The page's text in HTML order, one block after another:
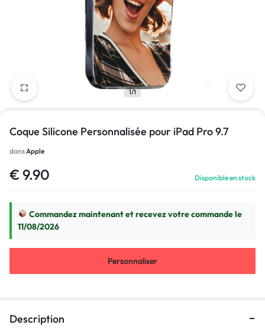
1/1
Coque Silicone Personnalisée pour iPad Pro 9.7
dansApple
€ 9.90 Disponible en stock
Commandez maintenant et recevez votre commande le
11/08/2026
Personnaliser
Description